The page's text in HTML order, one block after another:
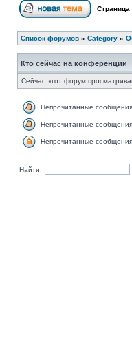
Страница
Список форумов » Category »
Кто сейчас на конференции
Сейчас этот форум
Непрочитанные сообщения
Непрочитанные
Непрочитанные
Найти: